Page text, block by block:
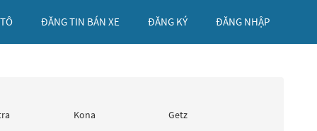
ĐĂNG TIN BÁN XE ĐĂNG KÝ ĐĂNG NHẬP
Kona
Getz